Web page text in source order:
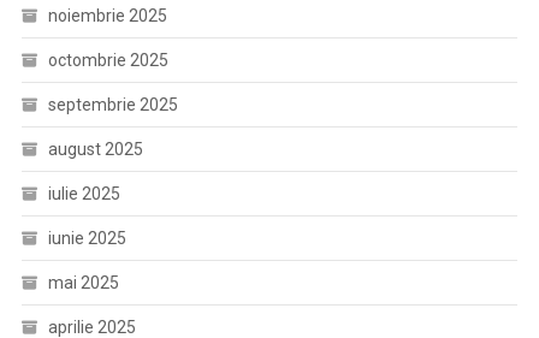
noiembrie 2025
octombrie 2025
septembrie 2025
august 2025
iulie 2025
iunie 2025
mai 2025
aprilie 2025